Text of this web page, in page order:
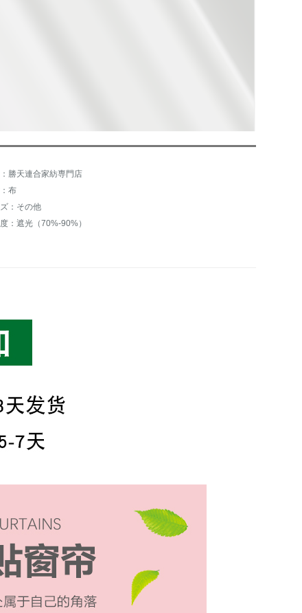
勝天連合家紡専門店
布
：その他
：遮光（70%-90%）